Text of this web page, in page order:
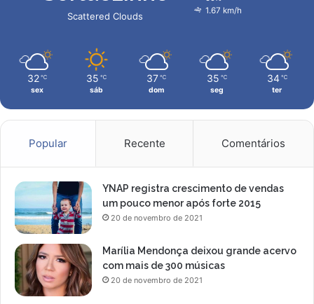
Scattered Clouds
1.67 km/h
32 ℃
sex
35 ℃
sáb
37 ℃
dom
35 ℃
seg
34 ℃
ter
Popular Recente Comentários
YNAP registra crescimento de vendas
um pouco menor após forte 2015
20 de novembro de 2021
Marília Mendonça deixou grande acervo
com mais de 300 músicas
20 de novembro de 2021